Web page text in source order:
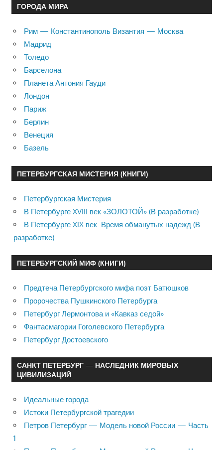
ГОРОДА МИРА
Рим — Константинополь Византия — Москва
Мадрид
Толедо
Барселона
Планета Антония Гауди
Лондон
Париж
Берлин
Венеция
Базель
ПЕТЕРБУРГСКАЯ МИСТЕРИЯ (КНИГИ)
Петербургская Мистерия
В Петербурге XVIII век «ЗОЛОТОЙ» (В разработке)
В Петербурге XIX век. Время обманутых надежд (В
разработке)
ПЕТЕРБУРГСКИЙ МИФ (КНИГИ)
Предтеча Петербургского мифа поэт Батюшков
Пророчества Пушкинского Петербурга
Петербург Лермонтова и «Кавказ седой»
Фантасмагории Гоголевского Петербурга
Петербург Достоевского
САНКТ ПЕТЕРБУРГ — НАСЛЕДНИК МИРОВЫХ
ЦИВИЛИЗАЦИЙ
Идеальные города
Истоки Петербургской трагедии
Петров Петербург — Модель новой России — Часть
1